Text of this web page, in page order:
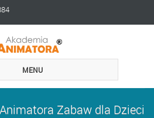
MENU
Zabaw dla Dzieci